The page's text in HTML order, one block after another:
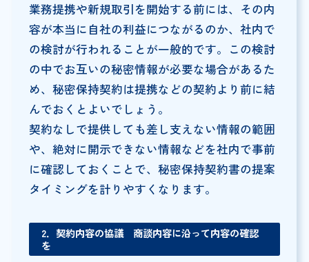
業務提携や新規取引を開始する前には、その内
容が本当に自社の利益につながるのか、社内で
の検討が行われることが一般的です。この検討
の中でお互いの秘密情報が必要な場合があるた
め、秘密保持契約は提携などの契約より前に結
んでおくとよいでしょう。
契約なしで提供しても差し支えない情報の範囲
や、絶対に開示できない情報などを社内で事前
に確認しておくことで、秘密保持契約書の提案
タイミングを計りやすくなります。
2．契約内容の協議 商談内容に沿って内容の確認
を